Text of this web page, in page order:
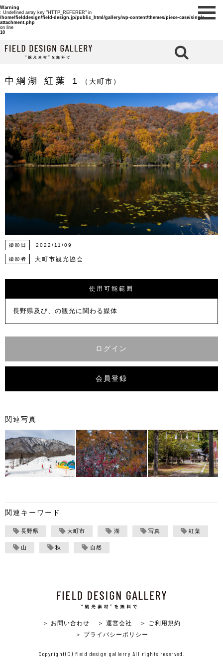
Warning
: Undefined array key "HTTP_REFERER" in
/home/fielddesign/field-design.jp/public_html/gallery/wp-content/themes/piece-case/single-
attachment.php
on line
10
中綱湖 紅葉 1 （大町市）
撮影日 2022/11/09
撮影者 大町市観光協会
使用可能範囲
長野県及び、の観光に関わる媒体
ログイン
会員登録
関連写真
関連キーワード
長野県 大町市 湖 写真 紅葉
山 秋 自然
＞ お問い合わせ ＞ 運営会社
＞ ご利用規約
＞ プライバシーポリシー
Copyright(C) field design gallerry All rights reserved.